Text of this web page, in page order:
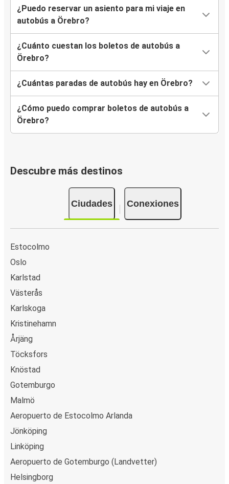
¿Puedo reservar un asiento para mi viaje en
autobús a Örebro?
¿Cuánto cuestan los boletos de autobús a
Örebro?
¿Cuántas paradas de autobús hay en Örebro?
¿Cómo puedo comprar boletos de autobús a
Örebro?
Descubre más destinos
Ciudades Conexiones
Estocolmo
Oslo
Karlstad
Västerås
Karlskoga
Kristinehamn
Årjäng
Töcksfors
Knöstad
Gotemburgo
Malmö
Aeropuerto de Estocolmo Arlanda
Jönköping
Linköping
Aeropuerto de Gotemburgo (Landvetter)
Helsingborg